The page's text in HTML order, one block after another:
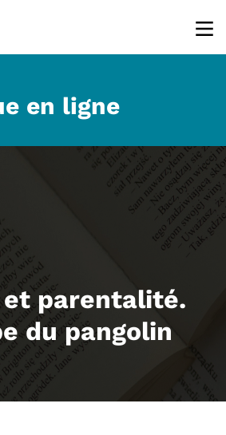
en ligne
et parentalité.
du pangolin